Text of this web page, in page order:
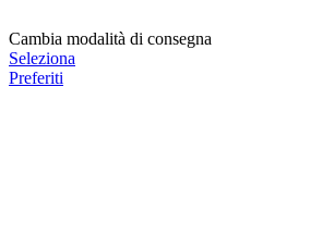
Cambia modalità di consegna
Seleziona
Preferiti